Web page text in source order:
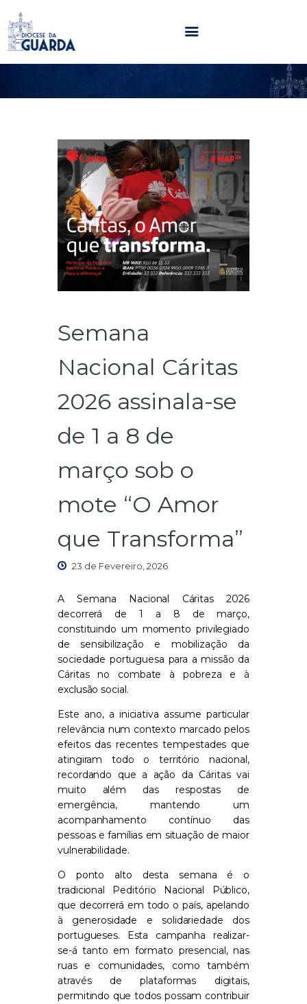
HOME
PARÓQUIAS
NOTÍCIAS
AGENDA
MULTIMÉDIA
SENTIR COM A IGREJA
CONTACTOS
Semana
Nacional Cáritas
2026 assinala-se
de 1 a 8 de
março sob o
mote “O Amor
que Transforma”
23 de Fevereiro, 2026
A Semana Nacional Cáritas 2026
decorrerá de 1 a 8 de março,
constituindo um momento privilegiado
de sensibilização e mobilização da
sociedade portuguesa para a missão da
Cáritas no combate à pobreza e à
exclusão social.
Este ano, a iniciativa assume particular
relevância num contexto marcado pelos
efeitos das recentes tempestades que
atingiram todo o território nacional,
recordando que a ação da Cáritas vai
muito além das respostas de
emergência, mantendo um
acompanhamento contínuo das
pessoas e famílias em situação de maior
vulnerabilidade.
O ponto alto desta semana é o
tradicional Peditório Nacional Público,
que decorrerá em todo o país, apelando
à generosidade e solidariedade dos
portugueses. Esta campanha realizar-
se-á tanto em formato presencial, nas
ruas e comunidades, como também
através de plataformas digitais,
permitindo que todos possam contribuir